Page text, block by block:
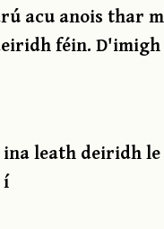
acu anois thar
féin.
leath deiridh
í